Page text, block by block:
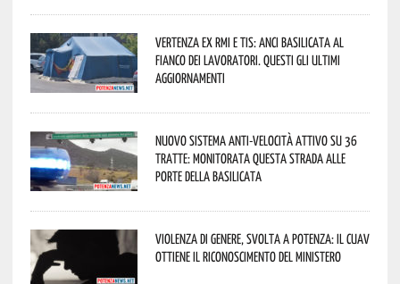
Vertenza ex RMI e TIS: ANCI Basilicata al
fianco dei lavoratori. Questi gli ultimi
aggiornamenti
Nuovo sistema anti-velocità attivo su 36
tratte: monitorata questa strada alle
porte della Basilicata
Violenza di genere, svolta a Potenza: il CUAV
ottiene il riconoscimento del Ministero